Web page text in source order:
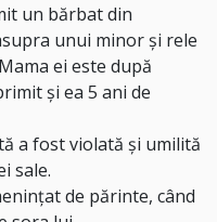
un bărbat din
unui minor şi rele
ei este după
și ea 5 ani de
a fost violată şi umilită
sale.
de părinte, când